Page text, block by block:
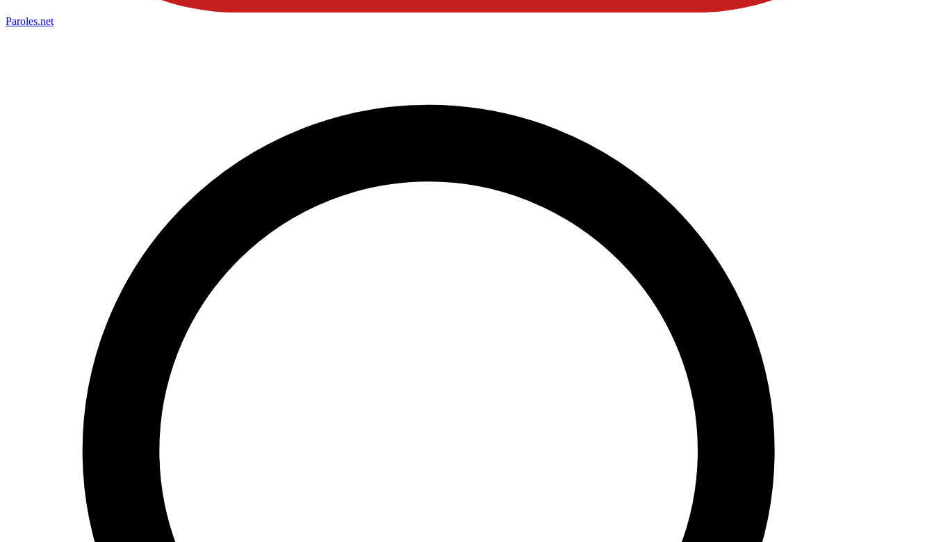
Paroles.net